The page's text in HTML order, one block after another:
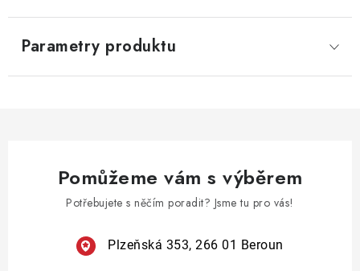
Parametry produktu
Pomůžeme vám s výběrem
Potřebujete s něčím poradit? Jsme tu pro vás!
Plzeňská 353, 266 01 Beroun